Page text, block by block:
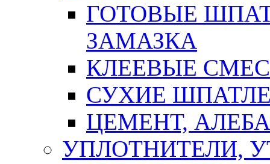
ГОТОВЫЕ
ЗАМАЗКА
КЛЕЕВЫЕ
СУХИЕ
ЦЕМЕНТ,
УПЛОТНИТЕЛИ,